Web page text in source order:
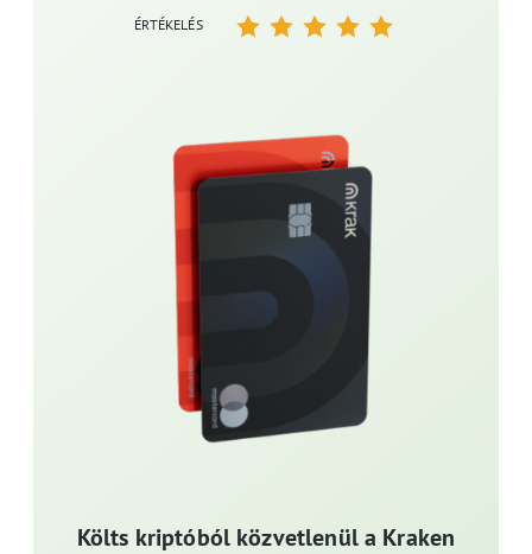
Költs kriptóból közvetlenül a Kraken
ÉRTÉKELÉS